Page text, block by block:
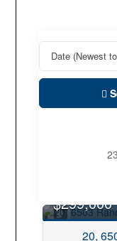
$299,000
20,